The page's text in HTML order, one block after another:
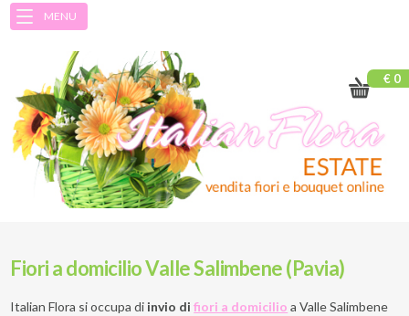
MENU
€ 0
Fiori a domicilio Valle Salimbene (Pavia)
Italian Flora si occupa di invio difiori a domicilio a Valle Salimbene